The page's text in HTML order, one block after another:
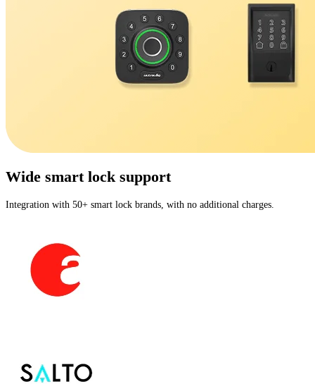
Wide smart lock support
Integration with 50+ smart lock brands, with no additional charges.